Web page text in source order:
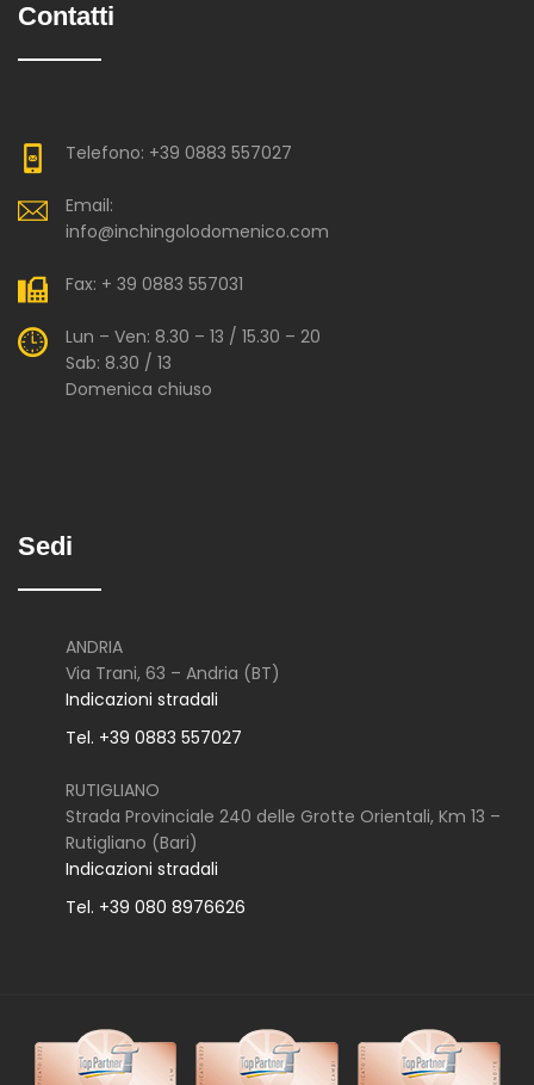
Contatti
Telefono: +39 0883 557027
Email:
info@inchingolodomenico.com
Fax: + 39 0883 557031
Lun – Ven: 8.30 – 13 / 15.30 – 20
Sab: 8.30 / 13
Domenica chiuso
Sedi
ANDRIA
Via Trani, 63 – Andria (BT)
Indicazioni stradali
Tel. +39 0883 557027
RUTIGLIANO
Strada Provinciale 240 delle Grotte Orientali, Km 13 –
Rutigliano (Bari)
Indicazioni stradali
Tel. +39 080 8976626